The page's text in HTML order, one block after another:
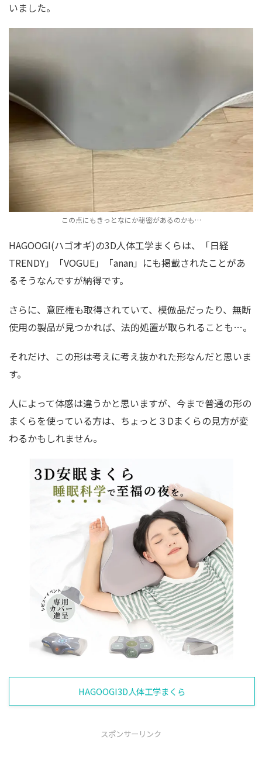
いました。
この点にもきっとなにか秘密があるのかも…
HAGOOGI(ハゴオギ)の3D人体工学まくらは、「日経
TRENDY」「VOGUE」「anan」にも掲載されたことがあ
るそうなんですが納得です。
さらに、意匠権も取得されていて、模倣品だったり、無断
使用の製品が見つかれば、法的処置が取られることも…。
それだけ、この形は考えに考え抜かれた形なんだと思いま
す。
人によって体感は違うかと思いますが、今まで普通の形の
まくらを使っている方は、ちょっと３Dまくらの見方が変
わるかもしれません。
HAGOOGI3D人体工学まくら
スポンサーリンク